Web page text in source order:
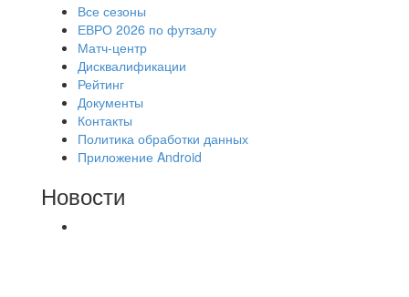
Все сезоны
ЕВРО 2026 по футзалу
Матч-центр
Дисквалификации
Рейтинг
Документы
Контакты
Политика обработки данных
Приложение Android
Новости